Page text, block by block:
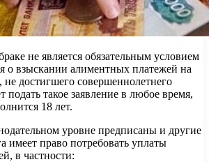
не является обязательным условием
о взыскании алиментных платежей на
не достигшего совершеннолетнего
подать такое заявление в любое время,
18 лет.
уровне предписаны и другие
имеет право потребовать уплаты
в частности: